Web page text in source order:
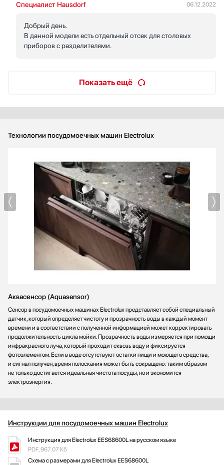
Специалист Hausdorf 06.12.2022
Добрый день.
В данной модели есть отдельный отсек для столовых
приборов с разделителями.
Показать ещё
Технологии посудомоечных машин Electrolux
Аквасенсор (Aquasensor)
Сенсор в посудомоечных машинах Electrolux представляет собой специальный
датчик, который определяет чистоту и прозрачность воды в каждый момент
времени и в соответствии с полученной информацией может корректировать
продолжительность цикла мойки. Прозрачность воды измеряется при помощи
инфракрасного луча, который проходит сквозь воду и фиксируется
фотоэлементом. Если в воде отсутствуют остатки пищи и моющего средства,
и сигнал получен, время полоскания может быть сокращено: таким образом
не только достигается идеальная чистота посуды, но и экономится
электроэнергия.
Инструкции для посудомоечных машин Electrolux
Инструкция для Electrolux EES68600L на русском языке
PDF, 967.07 Кб
Схема с размерами для Electrolux EES68600L